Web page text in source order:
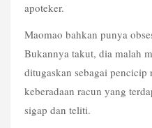
apoteker.
Maomao bahkan punya
Bukannya takut, dia malah
ditugaskan sebagai pencicip
keberadaan racun yang
sigap dan teliti.